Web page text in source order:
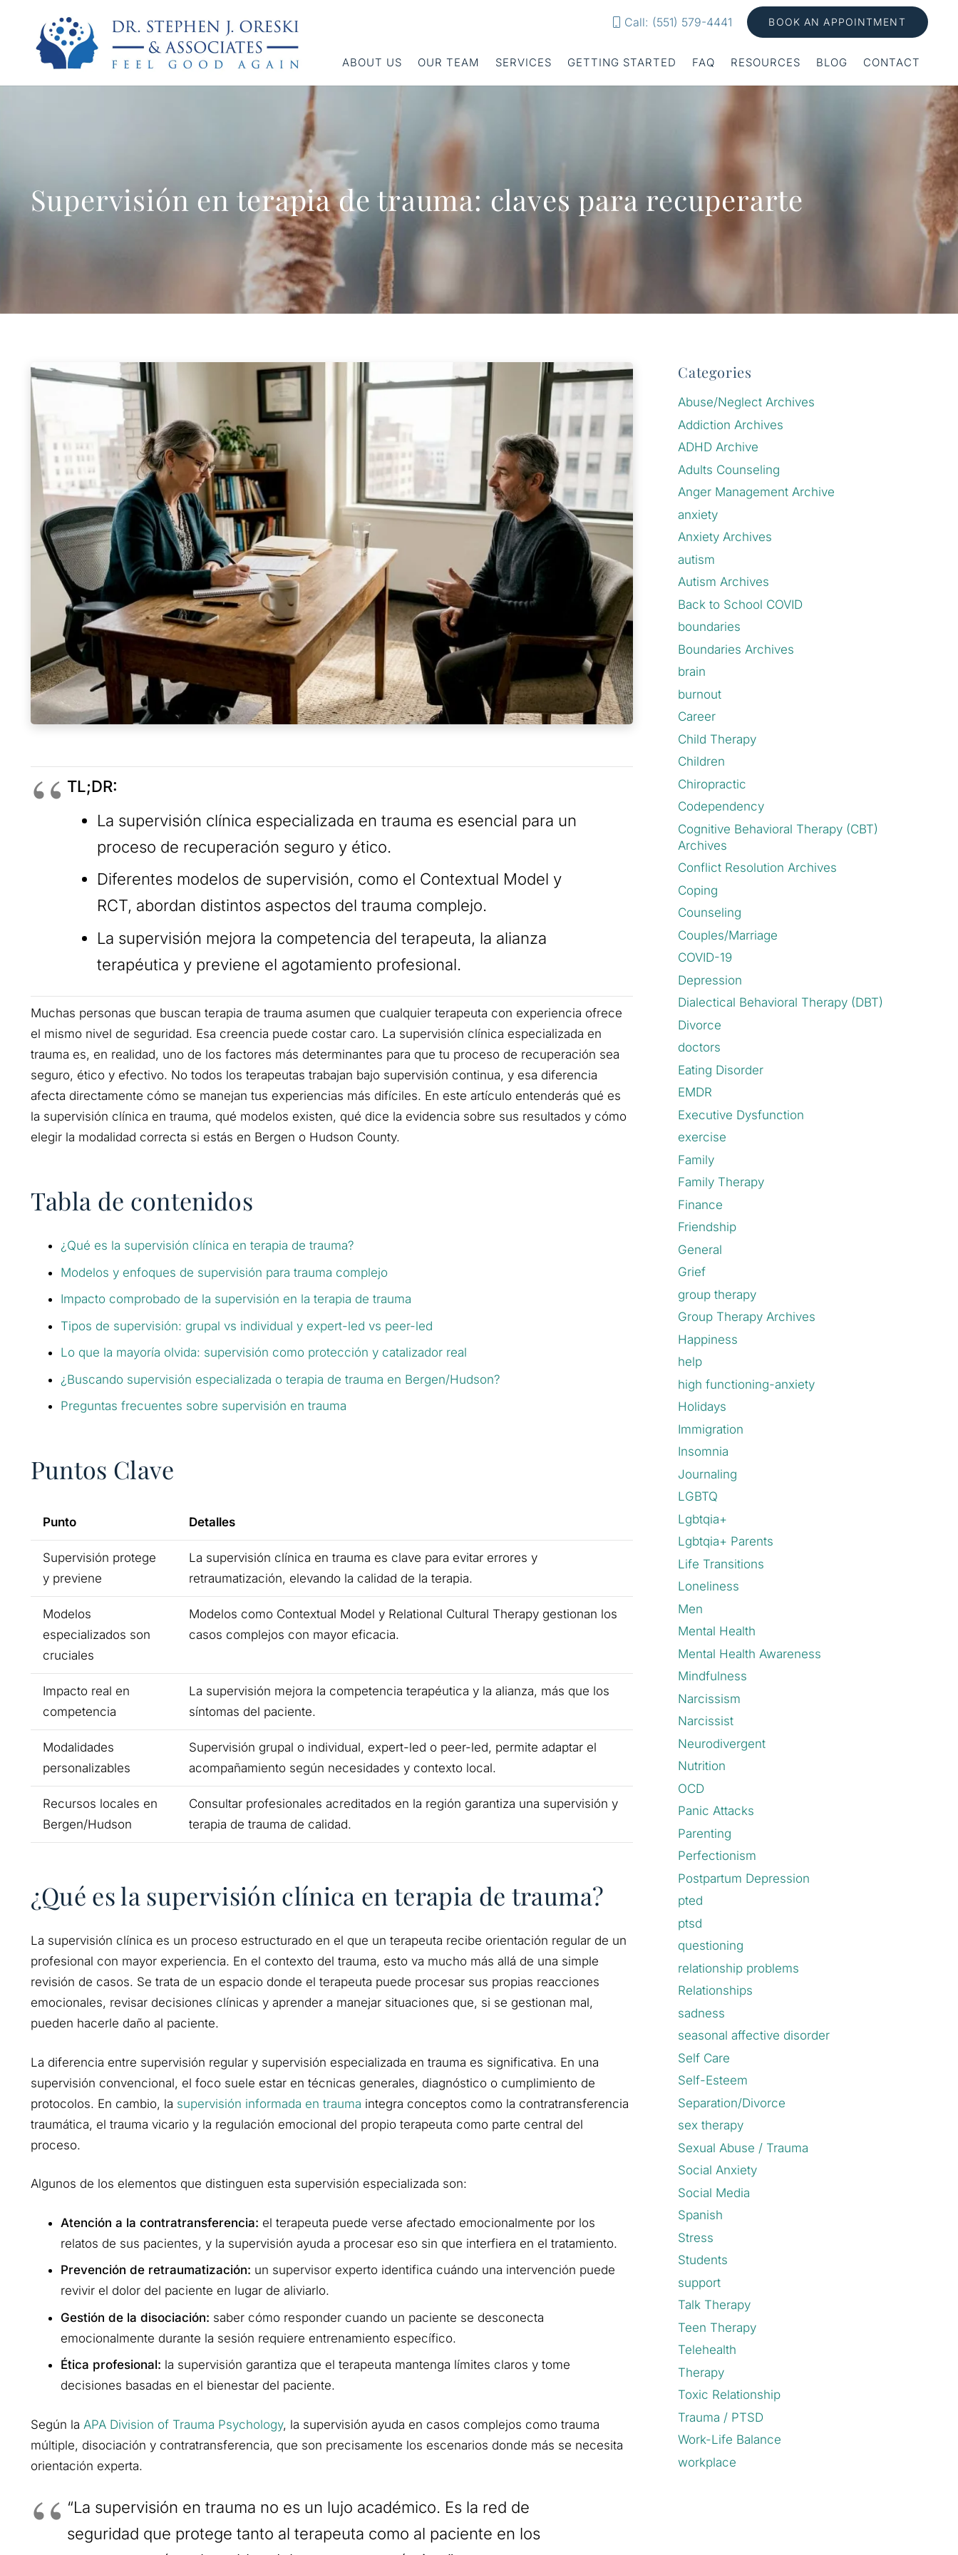
Call: (551) 579-4441 BOOK AN APPOINTMENT
ABOUT US OUR TEAM SERVICES GETTING STARTED FAQ RESOURCES BLOG CONTACT
Supervisión en terapia de trauma: claves para recuperarte
TL;DR:
La supervisión clínica especializada en trauma es esencial para un
proceso de recuperación seguro y ético.
Diferentes modelos de supervisión, como el Contextual Model y
RCT, abordan distintos aspectos del trauma complejo.
La supervisión mejora la competencia del terapeuta, la alianza
terapéutica y previene el agotamiento profesional.
Muchas personas que buscan terapia de trauma asumen que cualquier terapeuta con experiencia ofrece
el mismo nivel de seguridad. Esa creencia puede costar caro. La supervisión clínica especializada en
trauma es, en realidad, uno de los factores más determinantes para que tu proceso de recuperación sea
seguro, ético y efectivo. No todos los terapeutas trabajan bajo supervisión continua, y esa diferencia
afecta directamente cómo se manejan tus experiencias más difíciles. En este artículo entenderás qué es
la supervisión clínica en trauma, qué modelos existen, qué dice la evidencia sobre sus resultados y cómo
elegir la modalidad correcta si estás en Bergen o Hudson County.
Tabla de contenidos
¿Qué es la supervisión clínica en terapia de trauma?
Modelos y enfoques de supervisión para trauma complejo
Impacto comprobado de la supervisión en la terapia de trauma
Tipos de supervisión: grupal vs individual y expert-led vs peer-led
Lo que la mayoría olvida: supervisión como protección y catalizador real
¿Buscando supervisión especializada o terapia de trauma en Bergen/Hudson?
Preguntas frecuentes sobre supervisión en trauma
Puntos Clave
Punto Detalles
Supervisión protege
y previene
La supervisión clínica en trauma es clave para evitar errores y
retraumatización, elevando la calidad de la terapia.
Modelos
especializados son
cruciales
Modelos como Contextual Model y Relational Cultural Therapy gestionan los
casos complejos con mayor eficacia.
Impacto real en
competencia
La supervisión mejora la competencia terapéutica y la alianza, más que los
síntomas del paciente.
Modalidades
personalizables
Supervisión grupal o individual, expert-led o peer-led, permite adaptar el
acompañamiento según necesidades y contexto local.
Recursos locales en
Bergen/Hudson
Consultar profesionales acreditados en la región garantiza una supervisión y
terapia de trauma de calidad.
¿Qué es la supervisión clínica en terapia de trauma?
La supervisión clínica es un proceso estructurado en el que un terapeuta recibe orientación regular de un
profesional con mayor experiencia. En el contexto del trauma, esto va mucho más allá de una simple
revisión de casos. Se trata de un espacio donde el terapeuta puede procesar sus propias reacciones
emocionales, revisar decisiones clínicas y aprender a manejar situaciones que, si se gestionan mal,
pueden hacerle daño al paciente.
La diferencia entre supervisión regular y supervisión especializada en trauma es significativa. En una
supervisión convencional, el foco suele estar en técnicas generales, diagnóstico o cumplimiento de
protocolos. En cambio, la supervisión informada en trauma integra conceptos como la contratransferencia
traumática, el trauma vicario y la regulación emocional del propio terapeuta como parte central del
proceso.
Algunos de los elementos que distinguen esta supervisión especializada son:
Atención a la contratransferencia: el terapeuta puede verse afectado emocionalmente por los
relatos de sus pacientes, y la supervisión ayuda a procesar eso sin que interfiera en el tratamiento.
Prevención de retraumatización: un supervisor experto identifica cuándo una intervención puede
revivir el dolor del paciente en lugar de aliviarlo.
Gestión de la disociación: saber cómo responder cuando un paciente se desconecta
emocionalmente durante la sesión requiere entrenamiento específico.
Ética profesional: la supervisión garantiza que el terapeuta mantenga límites claros y tome
decisiones basadas en el bienestar del paciente.
Según la APA Division of Trauma Psychology, la supervisión ayuda en casos complejos como trauma
múltiple, disociación y contratransferencia, que son precisamente los escenarios donde más se necesita
orientación experta.
“La supervisión en trauma no es un lujo académico. Es la red de
seguridad que protege tanto al terapeuta como al paciente en los
Categories
Abuse/Neglect Archives
Addiction Archives
ADHD Archive
Adults Counseling
Anger Management Archive
anxiety
Anxiety Archives
autism
Autism Archives
Back to School COVID
boundaries
Boundaries Archives
brain
burnout
Career
Child Therapy
Children
Chiropractic
Codependency
Cognitive Behavioral Therapy (CBT)
Archives
Conflict Resolution Archives
Coping
Counseling
Couples/Marriage
COVID-19
Depression
Dialectical Behavioral Therapy (DBT)
Divorce
doctors
Eating Disorder
EMDR
Executive Dysfunction
exercise
Family
Family Therapy
Finance
Friendship
General
Grief
group therapy
Group Therapy Archives
Happiness
help
high functioning-anxiety
Holidays
Immigration
Insomnia
Journaling
LGBTQ
Lgbtqia+
Lgbtqia+ Parents
Life Transitions
Loneliness
Men
Mental Health
Mental Health Awareness
Mindfulness
Narcissism
Narcissist
Neurodivergent
Nutrition
OCD
Panic Attacks
Parenting
Perfectionism
Postpartum Depression
pted
ptsd
questioning
relationship problems
Relationships
sadness
seasonal affective disorder
Self Care
Self-Esteem
Separation/Divorce
sex therapy
Sexual Abuse / Trauma
Social Anxiety
Social Media
Spanish
Stress
Students
support
Talk Therapy
Teen Therapy
Telehealth
Therapy
Toxic Relationship
Trauma / PTSD
Work-Life Balance
workplace